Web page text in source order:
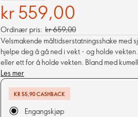
kr 559,00
Ordinær pris: kr 659,00
Velsmakende måltidserstatningsshake
hjelpe deg å gå ned i vekt - og holde
eller ett for å holde vekten. Bland med
Sunt, trygt og enkelt!
Les mer
KR 55,90 CASHBACK
Engangskjøp